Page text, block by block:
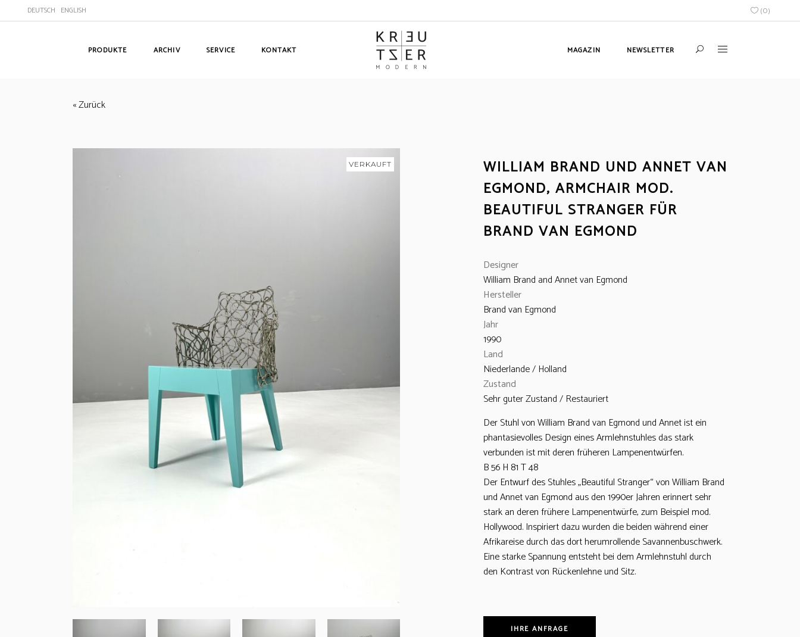
DEUTSCH ENGLISH (0)
PRODUKTE ARCHIV SERVICE KONTAKT MAGAZIN NEWSLETTER
« Zurück
VERKAUFT
WILLIAM BRAND UND ANNET VAN
EGMOND, ARMCHAIR MOD.
BEAUTIFUL STRANGER FÜR
BRAND VAN EGMOND
Designer
William Brand and Annet van Egmond
Hersteller
Brand van Egmond
Jahr
1990
Land
Niederlande / Holland
Zustand
Sehr guter Zustand / Restauriert
Der Stuhl von William Brand van Egmond und Annet ist ein
phantasievolles Design eines Armlehnstuhles das stark
verbunden ist mit deren früheren Lampenentwürfen.
B 56 H 81 T 48
Der Entwurf des Stuhles „Beautiful Stranger“ von William Brand
und Annet van Egmond aus den 1990er Jahren erinnert sehr
stark an deren frühere Lampenentwürfe, zum Beispiel mod.
Hollywood. Inspiriert dazu wurden die beiden während einer
Afrikareise durch das dort herumrollende Savannenbuschwerk.
Eine starke Spannung entsteht bei dem Armlehnstuhl durch
den Kontrast von Rückenlehne und Sitz.
IHRE ANFRAGE